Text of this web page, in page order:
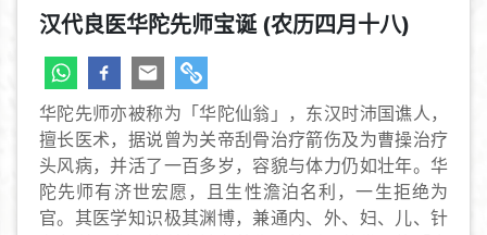
汉代良医华陀先师宝诞 (农历四月十八)
华陀先师亦被称为「华陀仙翁」，东汉时沛国谯人，
擅长医术，据说曾为关帝刮骨治疗箭伤及为曹操治疗
头风病，并活了一百多岁，容貌与体力仍如壮年。华
陀先师有济世宏愿，且生性澹泊名利，一生拒绝为
官。其医学知识极其渊博，兼通内、外、妇、儿、针